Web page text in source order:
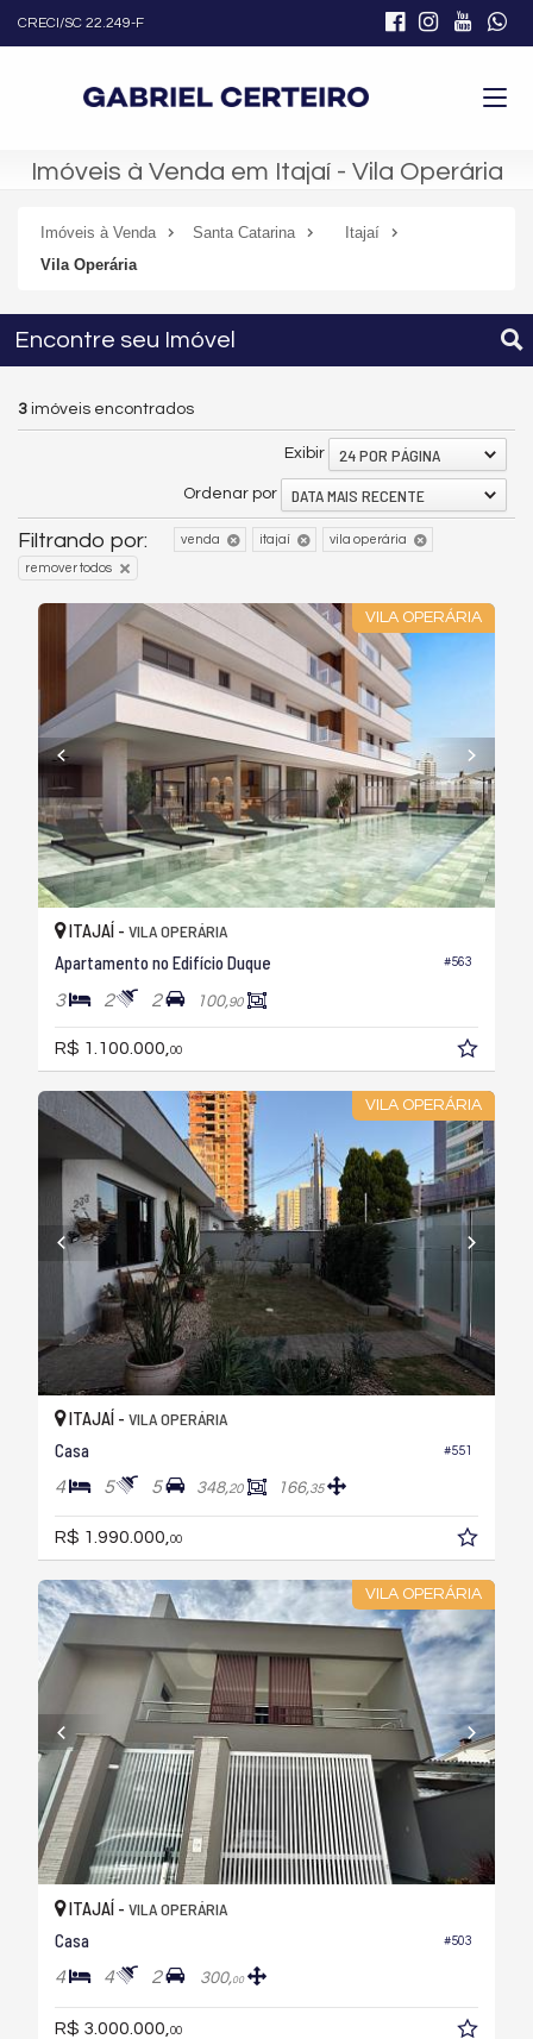
CRECI/SC 22.249-F
Imóveis à Venda em Itajaí - Vila Operária
Imóveis à Venda Santa Catarina
Itajaí
Vila Operária
Encontre seu Imóvel
3 imóveis encontrados
Exibir 24 POR PÁGINA
Ordenar por DATA MAIS RECENTE
Filtrando por: venda itajaí vila operária
remover todos
VILA OPERÁRIA
#563
ITAJAÍ - VILA OPERÁRIA
Apartamento no Edifício Duque
3 2 2 100,90
R$ 1.100.000, 00
VILA OPERÁRIA
#551
ITAJAÍ - VILA OPERÁRIA
Casa
4 5 5 348,20 166,35
R$ 1.990.000,00
VILA OPERÁRIA
#503
ITAJAÍ - VILA OPERÁRIA
Casa
4 4 2 300,00
R$ 3.000.000, 00